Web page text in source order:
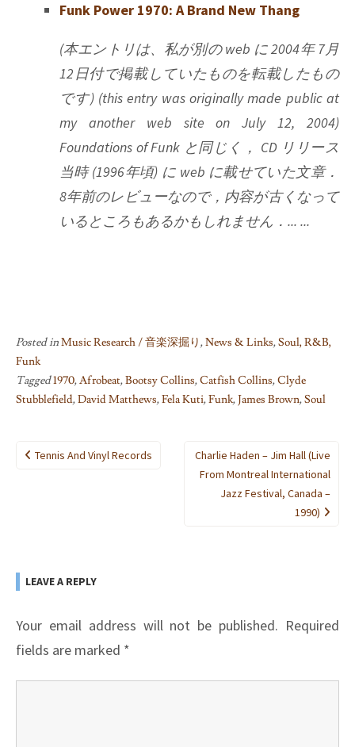
Funk Power 1970: A Brand New Thang
(本エントリは、私が別の web に 2004年 7月
12日付で掲載していたものを転載したもの
です) (this entry was originally made public at
my another web site on July 12, 2004)
Foundations of Funk と同じく， CD リリース
当時 (1996年頃) に web に載せていた文章．
8年前のレビューなので，内容が古くなって
いるところもあるかもしれません．... ...
Posted inMusic Research / 音楽深掘り,News & Links,Soul, R&B,
Funk
Tagged1970,Afrobeat,Bootsy Collins,Catfish Collins,Clyde
Stubblefield,David Matthews,Fela Kuti,Funk,James Brown,Soul
Post
Tennis And Vinyl Records
Charlie Haden – Jim Hall (Live
From Montreal International
Jazz Festival, Canada –
1990)
LEAVE A REPLY
Your email address will not be published. Required
fields are marked *